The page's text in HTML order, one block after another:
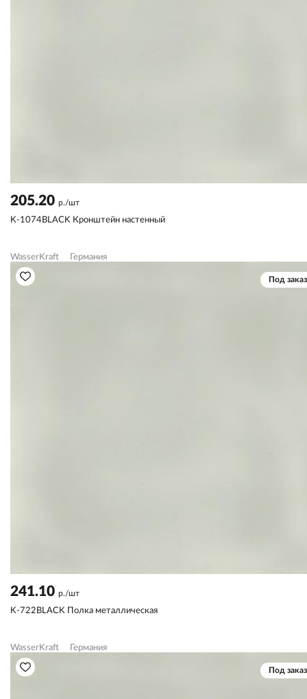
205.20 р./шт
K-1074BLACK Кронштейн настенный
WasserKraft Германия
Под заказ
241.10 р./шт
K-722BLACK Полка металлическая
WasserKraft Германия
Под заказ